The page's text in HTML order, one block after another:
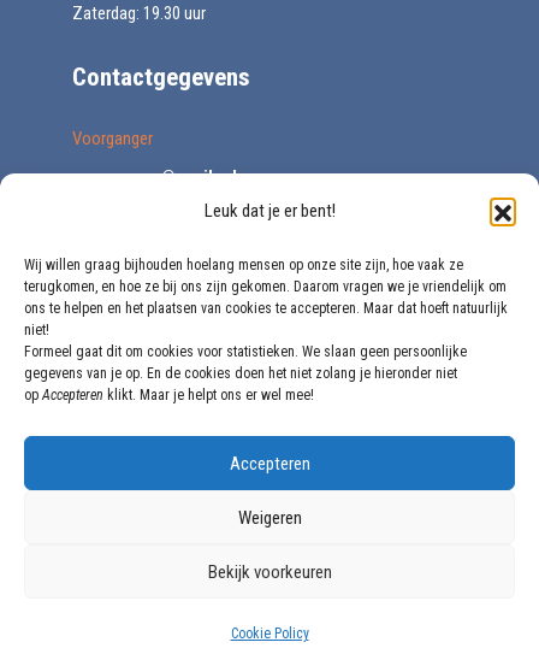
Leuk dat je er bent!
Wij willen graag bijhouden hoelang mensen op onze site zijn, hoe vaak ze
terugkomen, en hoe ze bij ons zijn gekomen. Daarom vragen we je vriendelijk om
ons te helpen en het plaatsen van cookies te accepteren. Maar dat hoeft natuurlijk
niet!
Formeel gaat dit om cookies voor statistieken. We slaan geen persoonlijke
gegevens van je op. En de cookies doen het niet zolang je hieronder niet
opAccepteren klikt. Maar je helpt ons er wel mee!
Accepteren
Weigeren
Bekijk voorkeuren
Cookie Policy
Zaterdag: 19.30 uur
Contactgegevens
Voorganger
voorganger@vegib.nl
Secretariaat
secretariaat@vegib.nl
Bank
NL64 INGB 0002 1568 27
ANBI